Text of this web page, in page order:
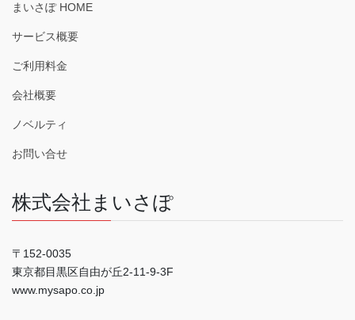
まいさぽ HOME
サービス概要
ご利用料金
会社概要
ノベルティ
お問い合せ
株式会社まいさぽ
〒152-0035
東京都目黒区自由が丘2-11-9-3F
www.mysapo.co.jp